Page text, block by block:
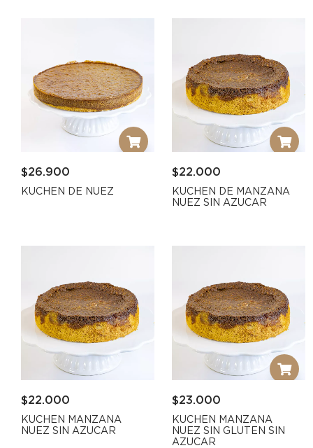
$26.900
KUCHEN DE NUEZ
$22.000
KUCHEN DE MANZANA
NUEZ SIN AZUCAR
$22.000
KUCHEN MANZANA
NUEZ SIN AZUCAR
$23.000
KUCHEN MANZANA
NUEZ SIN GLUTEN SIN
AZUCAR